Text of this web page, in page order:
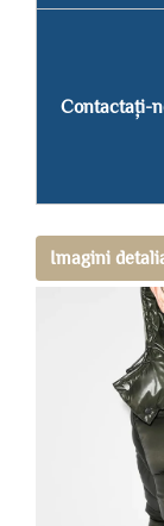
Contactați-
Imagini